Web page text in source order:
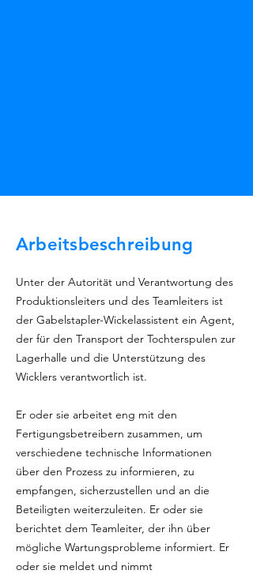
Arbeitsbeschreibung
Unter der Autorität und Verantwortung des
Produktionsleiters und des Teamleiters ist
der Gabelstapler-Wickelassistent ein Agent,
der für den Transport der Tochterspulen zur
Lagerhalle und die Unterstützung des
Wicklers verantwortlich ist.
Er oder sie arbeitet eng mit den
Fertigungsbetreibern zusammen, um
verschiedene technische Informationen
über den Prozess zu informieren, zu
empfangen, sicherzustellen und an die
Beteiligten weiterzuleiten. Er oder sie
berichtet dem Teamleiter, der ihn über
mögliche Wartungsprobleme informiert. Er
oder sie meldet und nimmt